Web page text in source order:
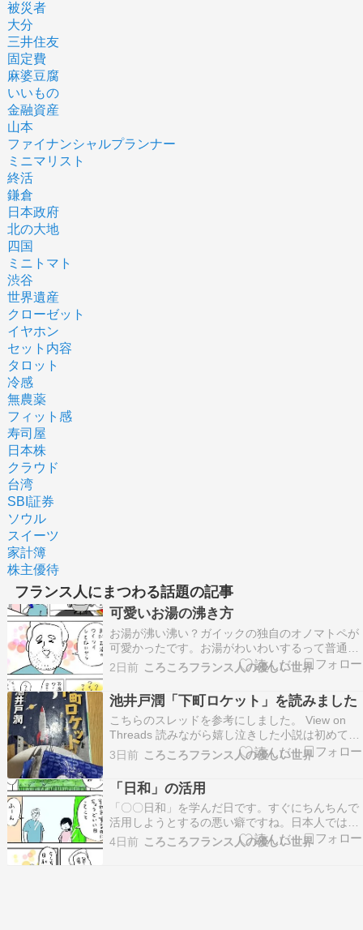
被災者
大分
三井住友
固定費
麻婆豆腐
いいもの
金融資産
山本
ファイナンシャルプランナー
ミニマリスト
終活
鎌倉
日本政府
北の大地
四国
ミニトマト
渋谷
世界遺産
クローゼット
イヤホン
セット内容
タロット
冷感
無農薬
フィット感
寿司屋
日本株
クラウド
台湾
SBI証券
ソウル
スイーツ
家計簿
株主優待
フランス人にまつわる話題の記事
可愛いお湯の沸き方
お湯が沸い沸い？ガイックの独自のオノマトペが
可愛かったです。お湯がわいわいするって普通に
生きてて思いつく？その後「お湯がわいわいする
ってどんな感じ？」と聞いてみたらライブでノリ
ノリの曲を聴いた時みたいに片手をあげてわいわ
いしてるようす教えてくれました。確かに沸騰の
様子って水が楽し…
2日前 ころころフランス人の優しい世界
池井戸潤「下町ロケット」を読みました
こちらのスレッドを参考にしました。 View on
Threads 読みながら嬉し泣きした小説は初めてで
した。東京の下町の小さいながらも素晴らしい技
術力を持つ中小企業が周りの大企業に嫌がらせを
されながらも、周りの人の助けを借りて一つ一つ
困難を乗り越え、バラバラだった社員が一致団
結…
3日前 ころころフランス人の優しい世界
「日和」の活用
「〇〇日和」を学んだ日です。すぐにちんちんで
活用しようとするの悪い癖ですね。日本人では思
いつかない例文を出してくれるので思わず笑っち
ゃいます。「手が出ない」でも。 長いこと日本語
4日前 ころころフランス人の優しい世界